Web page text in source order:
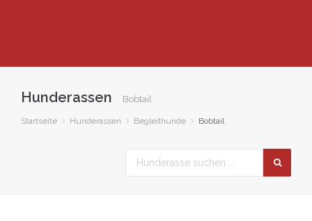
Hunderassen Bobtail
Startseite Hunderassen Begleithunde Bobtail